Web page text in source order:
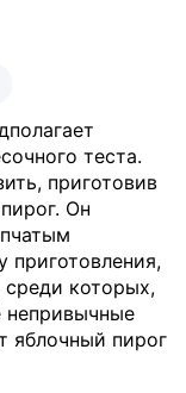
теста.
приготовив
Он
приготовления,
которых,
непривычные
яблочный пирог